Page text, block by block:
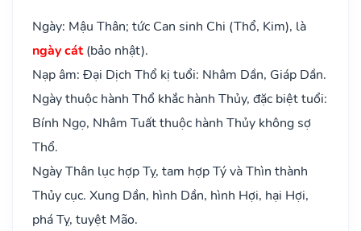
Ngày: Mậu Thân; tức Can sinh Chi (Thổ, Kim), là
ngày cát(bảo nhật).
Nạp âm: Đại Dịch Thổ kị tuổi: Nhâm Dần, Giáp Dần.
Ngày thuộc hành Thổ khắc hành Thủy, đặc biệt tuổi:
Bính Ngọ, Nhâm Tuất thuộc hành Thủy không sợ
Thổ.
Ngày Thân lục hợp Tỵ, tam hợp Tý và Thìn thành
Thủy cục. Xung Dần, hình Dần, hình Hợi, hại Hợi,
phá Tỵ, tuyệt Mão.